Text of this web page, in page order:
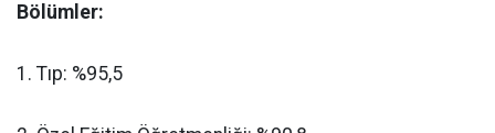
Bölümler:
​1. Tıp: %95,5